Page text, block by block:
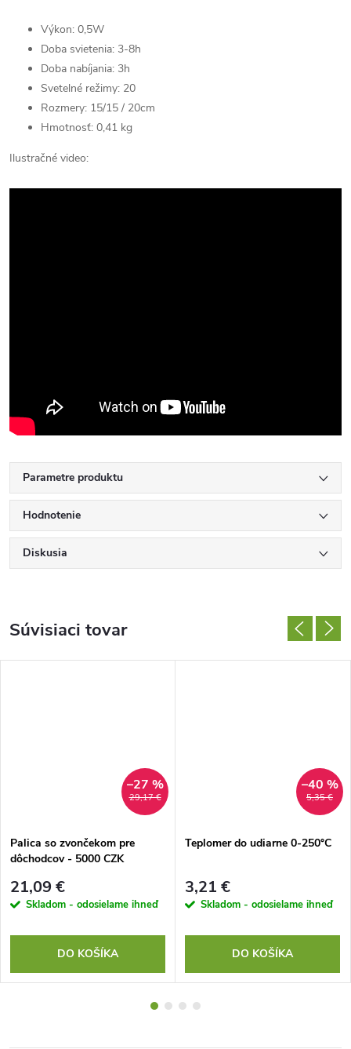
Výkon: 0,5W
Doba svietenia: 3-8h
Doba nabíjania: 3h
Svetelné režimy: 20
Rozmery: 15/15 / 20cm
Hmotnosť: 0,41 kg
Ilustračné video:
Parametre produktu
Hodnotenie
Diskusia
Súvisiaci tovar
29,17 €
–27 %
Palica so zvončekom pre
dôchodcov - 5000 CZK
21,09 €
Skladom - odosielame ihneď
DO KOŠÍKA
5,35 €
–40 %
Teplomer do udiarne 0-250°C
3,21 €
Skladom - odosielame ihneď
DO KOŠÍKA